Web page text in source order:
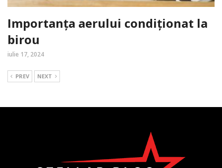
Importanța aerului condiționat la
birou
iulie 17, 2024
PREV NEXT